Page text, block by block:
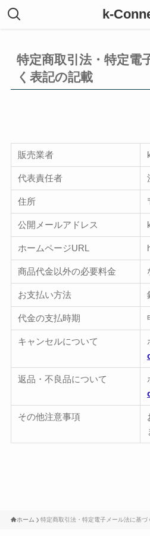
k-
特定商取引法・特定電
く表記の記載
販売業者
代表責任者
住所
公開メールアドレス
ホームページURL
商品代金以外の必要料金
お支払い方法
代金の支払時期
キャンセルについて
返品・不良品について
その他注意事項
ホーム 特定商取引法・特定電子メール法に基づ